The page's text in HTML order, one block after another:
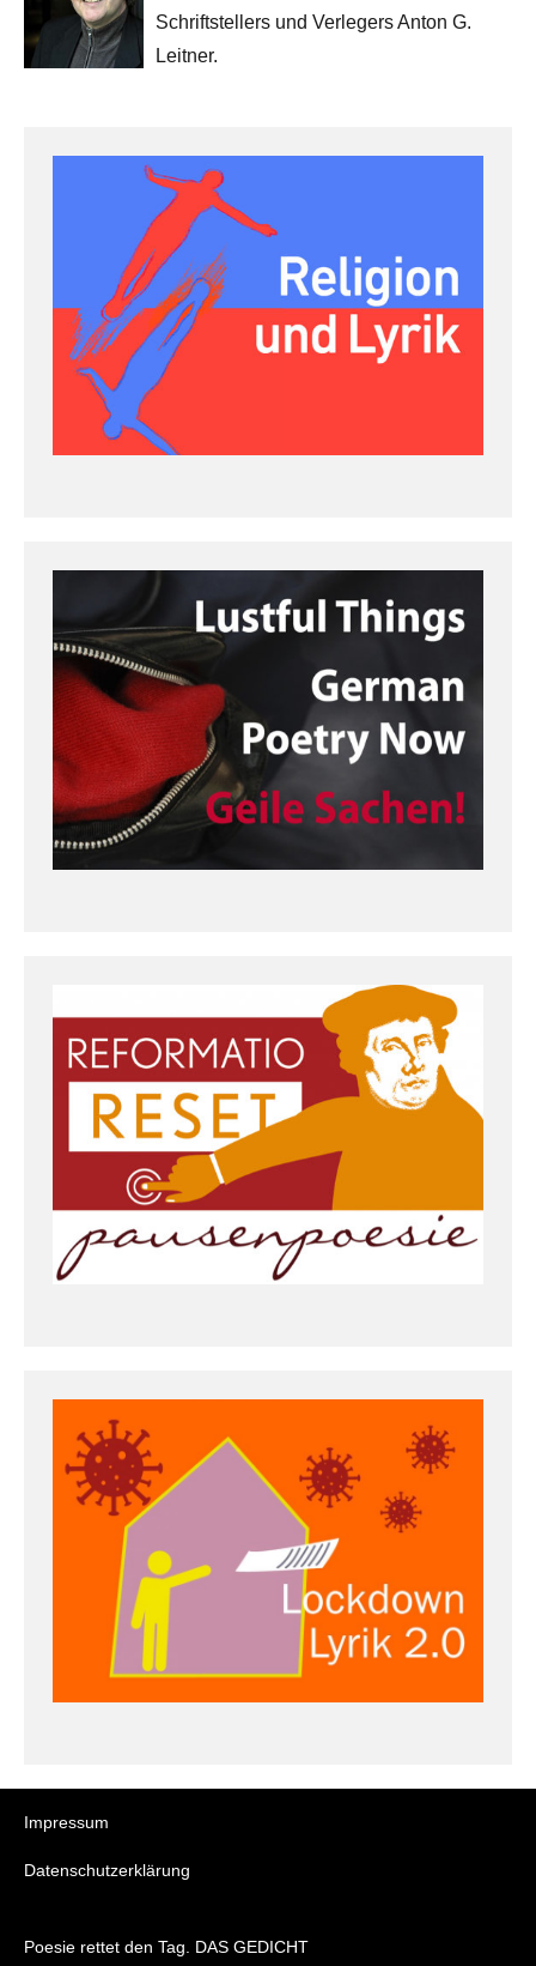
Schriftstellers und Verlegers Anton G.
Leitner.
Impressum
Datenschutzerklärung
Poesie rettet den Tag. DAS GEDICHT